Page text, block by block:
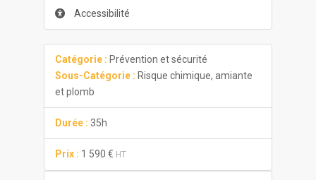
Accessibilité
Catégorie : Prévention et sécurité
Sous-Catégorie : Risque chimique, amiante
et plomb
Durée : 35h
Prix : 1 590 € HT